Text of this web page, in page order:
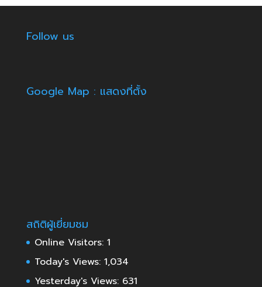
Follow us
Google Map : แสดงที่ตั้ง
สถิติผู้เยี่ยมชม
Online Visitors: 1
Today's Views: 1,034
Yesterday's Views: 631